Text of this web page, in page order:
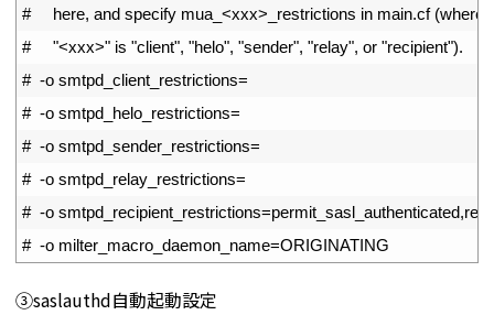
#     here, and specify mua_<xxx>_restrictions in main.cf (where
#     "<xxx>" is "client", "helo", "sender", "relay", or "recipient").
#  -o smtpd_client_restrictions=
#  -o smtpd_helo_restrictions=
#  -o smtpd_sender_restrictions=
#  -o smtpd_relay_restrictions=
#  -o
#  -o milter_macro_daemon_name=ORIGINATING
➂saslauthd自動起動設定